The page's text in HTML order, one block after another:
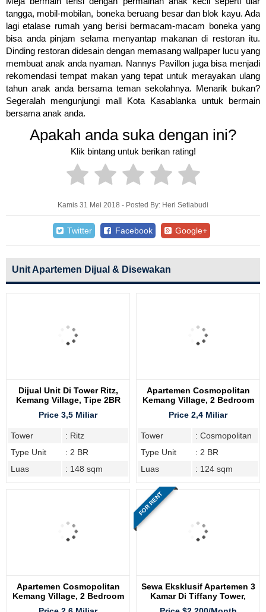
tangga, mobil-mobilan, boneka beruang besar dan blok kayu. Ada
lagi etalase rumah yang berisi bermacam-macam boneka yang
bisa anda pinjam selama menyantap makanan di restoran itu.
Dinding restoran didesain dengan memasang wallpaper lucu yang
membuat anak anda nyaman. Nannys Pavillon juga bisa menjadi
rekomendasi tempat makan yang tepat untuk merayakan ulang
tahun anak anda bersama teman sekolahnya. Menarik bukan?
Segeralah mengunjungi mall Kota Kasablanka untuk bermain
bersama anak anda.
Apakah anda suka dengan ini?
Klik bintang untuk berikan rating!
Kamis 31 Mei 2018 - Posted By: Heri Setiabudi
Twitter Facebook Google+
Unit Apartemen Dijual & Disewakan
Dijual Unit Di Tower Ritz,
Kemang Village, Tipe 2BR
Price 3,5 Miliar
Tower
: Ritz
Type Unit
: 2 BR
Luas
: 148 sqm
Apartemen Cosmopolitan
Kemang Village, 2 Bedroom
Price 2,4 Miliar
Tower
: Cosmopolitan
Type Unit
: 2 BR
Luas
: 124 sqm
Apartemen Cosmopolitan
Kemang Village, 2 Bedroom
FOR RENT
Sewa Eksklusif Apartemen 3
Kamar Di Tiffany Tower,
Kemang Village Residence